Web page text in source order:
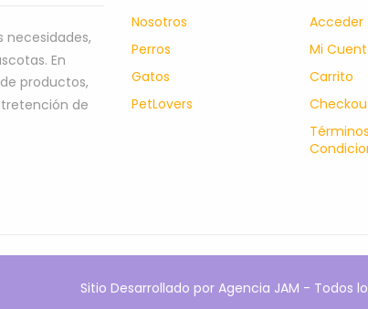
necesidades,
En
productos,
de
Nosotros
Perros
Gatos
PetLovers
Acceder
Mi
Carrito
Sitio Desarrollado por Agencia JAM - Todos